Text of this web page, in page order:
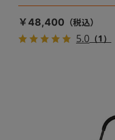
ディング」搭載
￥48,400
5.0（1）